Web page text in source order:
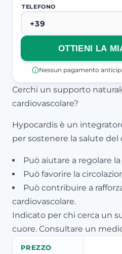
TELEFONO
OTTIENI LA
Nessun pagamento
Cerchi un supporto
cardiovascolare?
Hypocardis è un
per sostenere la salute del
Può aiutare a regolare
Può favorire la
Può contribuire a
cardiovascolare.
Indicato per chi cerca un
cuore. Consultare un
PREZZO